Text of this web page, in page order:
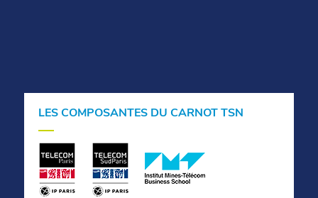
LES COMPOSANTES DU CARNOT TSN